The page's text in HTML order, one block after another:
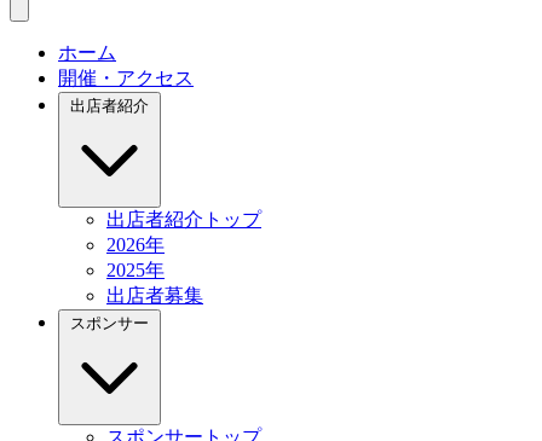
ホーム
開催・アクセス
出店者紹介トップ
2026年
2025年
出店者募集
スポンサートップ